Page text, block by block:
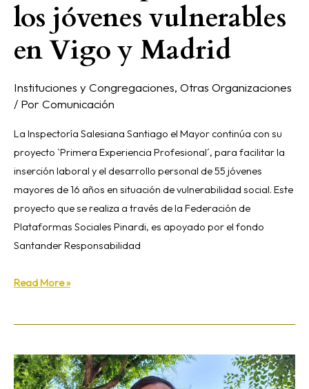
los jóvenes vulnerables
en Vigo y Madrid
Instituciones y Congregaciones, Otras Organizaciones
/ Por Comunicación
La Inspectoría Salesiana Santiago el Mayor continúa con su
proyecto `Primera Experiencia Profesional´, para facilitar la
inserción laboral y el desarrollo personal de 55 jóvenes
mayores de 16 años en situación de vulnerabilidad social. Este
proyecto que se realiza a través de la Federación de
Plataformas Sociales Pinardi, es apoyado por el fondo
Santander Responsabilidad
Vigo
Madrid
Read More »
Las
Hijas